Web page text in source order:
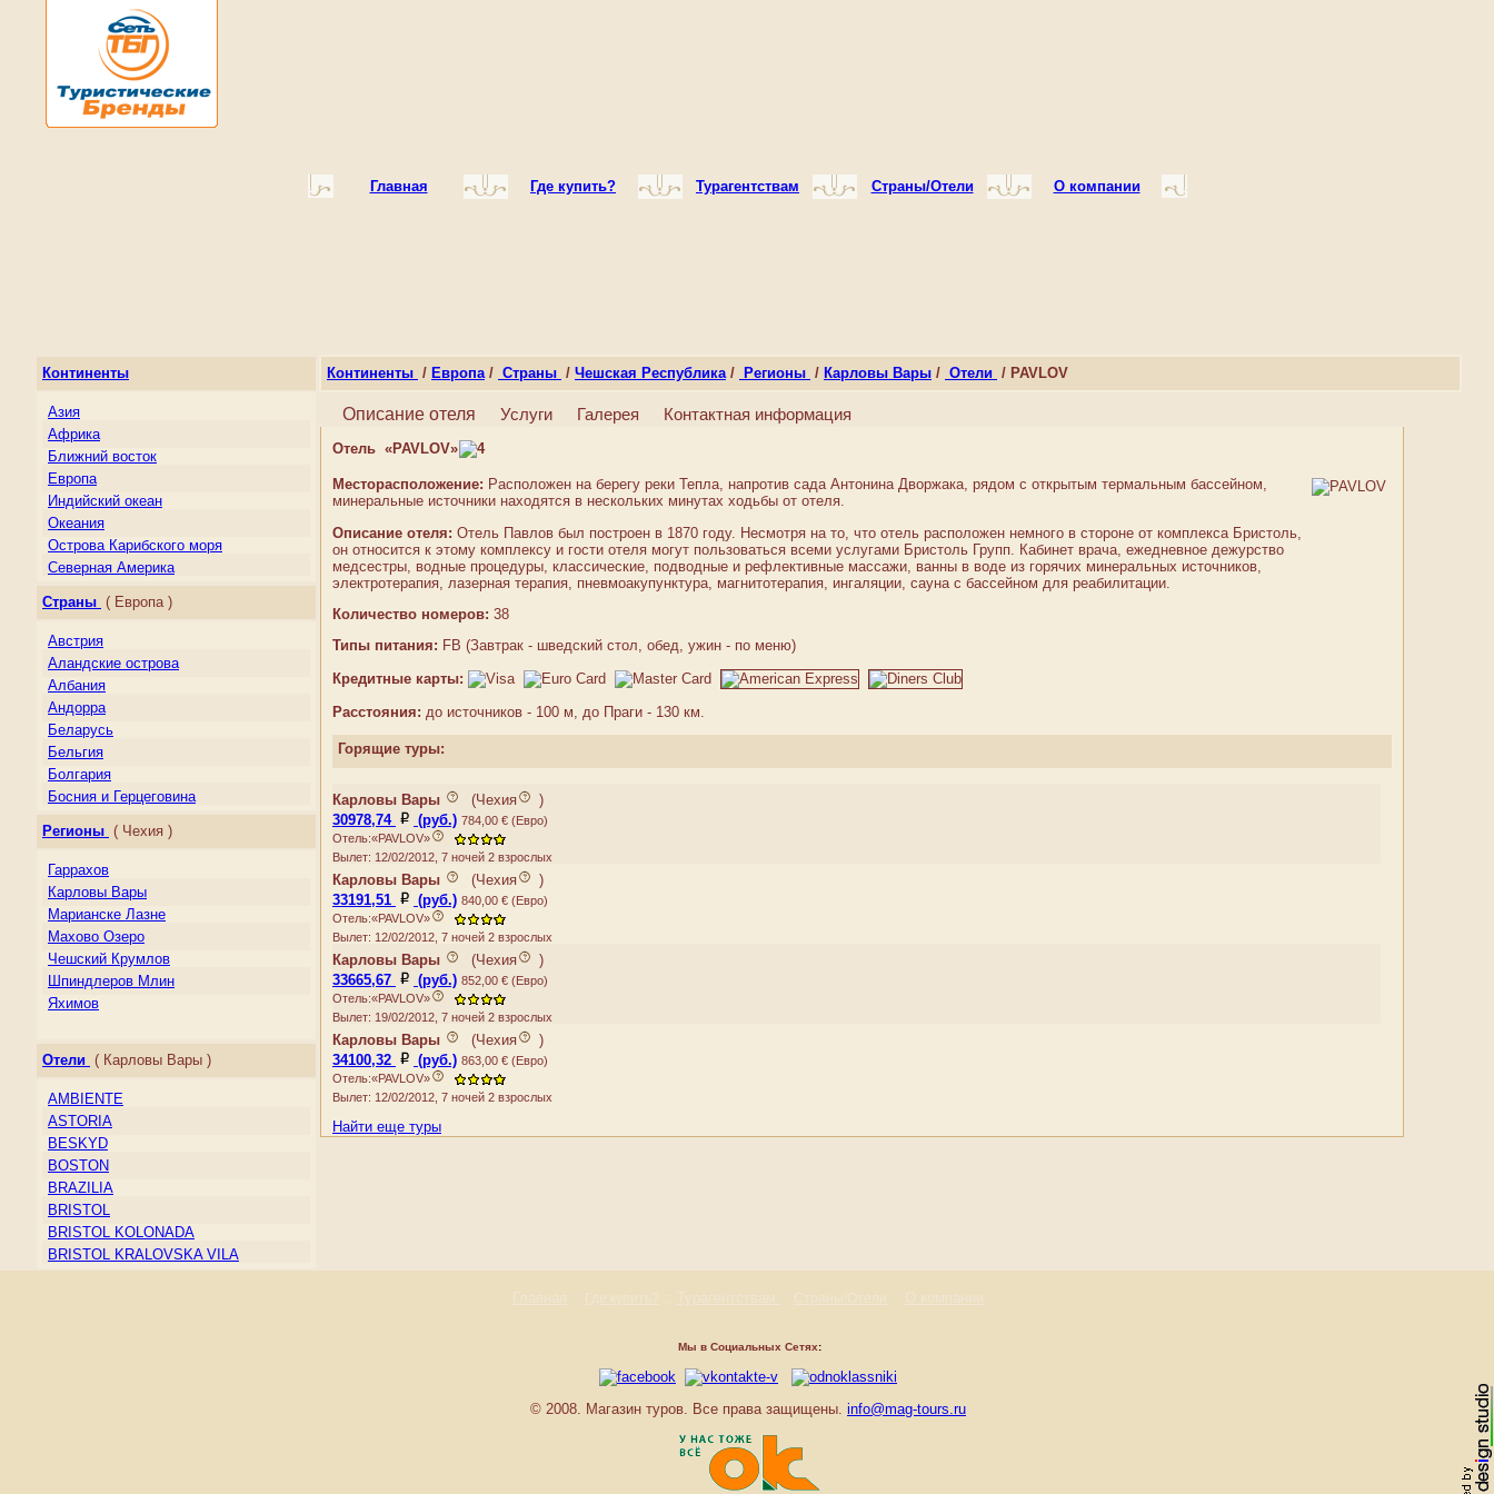
Главная Где купить? Турагентствам Страны/Отели О компании
Континенты
Азия
Африка
Ближний восток
Европа
Индийский океан
Океания
Острова Карибского моря
Северная Америка
Южная Америка
Страны ( Европа )
Австрия
Аландские острова
Албания
Андорра
Беларусь
Бельгия
Болгария
Босния и Герцеговина
Венгрия
Германия
Гернси
Гибралтар
Греция
Дания
Джерси
Ирландия
Испания
Италия
Косово
Латвия
Литва
Лихтенштейн
Люксембург
Македония
Мальта
Молдова
Регионы ( Чехия )
Гаррахов
Карловы Вары
Марианске Лазне
Махово Озеро
Чешcкий Крумлов
Шпиндлеров Млин
Яхимов
Отели ( Карловы Вары )
AMBIENTE
ASTORIA
BESKYD
BOSTON
BRAZILIA
BRISTOL
BRISTOL KOLONADA
BRISTOL KRALOVSKA VILA
Континенты / Европа/ Страны / Чешская Республика/ Регионы / Карловы Вары / Отели / PAVLOV
Описание отеля Услуги Галерея Контактная информация
Отель «PAVLOV»
Месторасположение: Расположен на берегу реки Тепла, напротив сада Антонина Дворжака, рядом с открытым термальным бассейном,
минеральные источники находятся в нескольких минутах ходьбы от отеля.
Описание отеля: Отель Павлов был построен в 1870 году. Несмотря на то, что отель расположен немного в стороне от комплекса Бристоль,
он относится к этому комплексу и гости отеля могут пользоваться всеми услугами Бристоль Групп. Кабинет врача, ежедневное дежурство
медсестры, водные процедуры, классические, подводные и рефлективные массажи, ванны в воде из горячих минеральных источников,
электротерапия, лазерная терапия, пневмоакупунктура, магнитотерапия, ингаляции, сауна с бассейном для реабилитации.
Количество номеров: 38
Типы питания: FB (Завтрак - шведский стол, обед, ужин - по меню)
Кредитные карты:
Расстояния: до источников - 100 м, до Праги - 130 км.
Горящие туры:
Карловы Вары (Чехия
)
30978,74
(руб.) 784,00 € (Евро)
Отель:«PAVLOV»
Вылет: 12/02/2012, 7 ночей 2 взрослых
Карловы Вары (Чехия
)
33191,51
(руб.) 840,00 € (Евро)
Отель:«PAVLOV»
Вылет: 12/02/2012, 7 ночей 2 взрослых
Карловы Вары (Чехия
)
33665,67
(руб.) 852,00 € (Евро)
Отель:«PAVLOV»
Вылет: 19/02/2012, 7 ночей 2 взрослых
Карловы Вары (Чехия
)
34100,32
(руб.) 863,00 € (Евро)
Отель:«PAVLOV»
Вылет: 12/02/2012, 7 ночей 2 взрослых
Найти еще туры
Главная Где купить? Турагентствам Страны/Отели О компании
Мы в Социальных Сетях:
© 2008. Магазин туров. Все права защищены. info@mag-tours.ru